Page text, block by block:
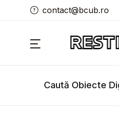
contact@bcub.ro
Caută Obiecte